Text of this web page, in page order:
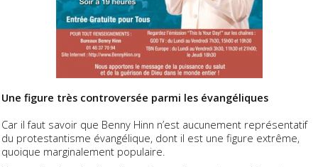
Une figure très controversée parmi les évangéliques
Car il faut savoir que Benny Hinn n’est aucunement représentatif
du protestantisme évangélique, dont il est une figure extrême,
quoique marginalement populaire.